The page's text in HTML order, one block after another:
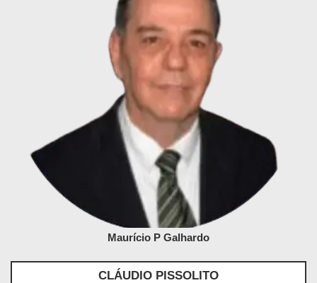
Maurício P Galhardo
CLÁUDIO PISSOLITO